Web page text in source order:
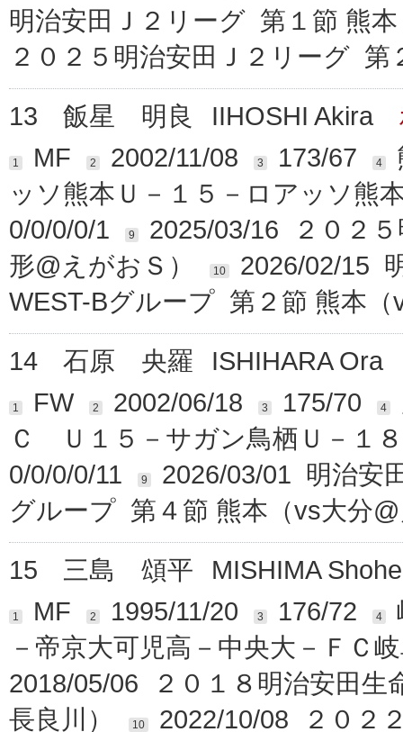
明治安田Ｊ２リーグ 第１節 熊
２０２５明治安田Ｊ２リーグ
13
飯星 明良 IIHOSHI Akira
1 MF 2 2002/11/08 3 173/67 4
ッソ熊本Ｕ－１５－ロアッソ熊
0/0/0/0/1
9
2025/03/16 ２０２
形@えがおＳ）
10
2026/02/15
WEST-Bグループ 第２節 熊本（
14
石原 央羅 ISHIHARA Ora
1 FW 2 2002/06/18 3 175/70 4
Ｃ Ｕ１５－サガン鳥栖Ｕ－１
0/0/0/0/11
9
2026/03/01 明治安
グループ 第４節 熊本（vs大分
15
三島 頌平 MISHIMA
1 MF 2 1995/11/20 3 176/72 4
－帝京大可児高－中央大－ＦＣ
2018/05/06 ２０１８明治安田
長良川）
10 2022/10/08 ２０２